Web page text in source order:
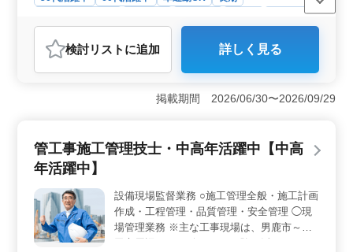
契約社員
調理師・調理補助・スタッフ
おすすめポイント
＜無理なく勤務可能＞ 残業がないため、終業後の時間
をしっかり確保しながら働けます。メリハリをつけなが
ら長期的な就業を目指せます。 ＜経験を活かせるお
浄業務を担当します。これまでの調理経験を活かし、利
用者様の毎日の食事を支えるやりがいのある仕事で
駐車場を完備しており、交通費支給により通勤負担を抑
えられる環境です。賞与や社会保険など福利厚生も整っ
ており、安心して長く働ける環境です。
検討リスト に追加 詳しく見る
掲載期間 2026/06/30〜2026/09/29
管工事施工管理技士・中高年活躍中【中高
年活躍中】
設備現場監督業務 ○施工管理全般・施工計画
作成・工程管理・品質管理・安全管理 ◯現
場管理業務 ※主な工事現場は、男鹿市～秋